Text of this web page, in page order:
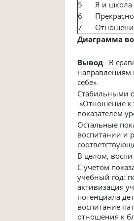
5
Я и школа
6
7
Диаграмма
Вывод . В
направлениям
себе».
Стабильными
«Отношение к
показателем
Остальные
воспитании и
В целом,
С учетом
учебный год:
активизация
потенциала
воспитание
отношения к